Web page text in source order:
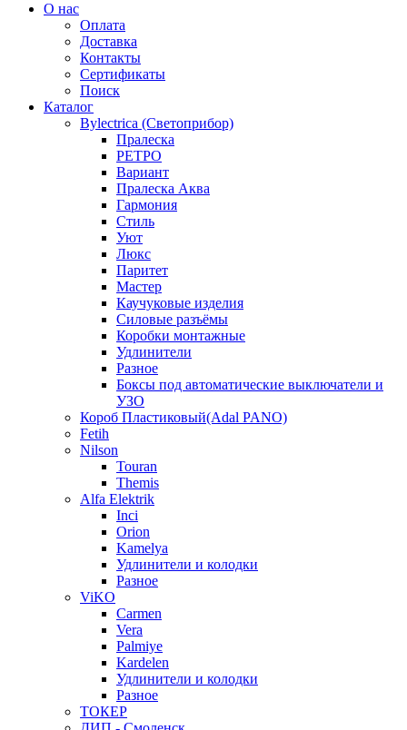
О нас
Оплата
Доставка
Контакты
Сертификаты
Поиск
Каталог
Bylectrica (Светоприбор)
Пралеска
РЕТРО
Вариант
Пралеска Аква
Гармония
Стиль
Уют
Люкс
Паритет
Мастер
Каучуковые изделия
Силовые разъёмы
Коробки монтажные
Удлинители
Разное
Боксы под автоматические выключатели и
УЗО
Короб Пластиковый(Adal PANO)
Fetih
Nilson
Touran
Themis
Alfa Elektrik
Inci
Orion
Kamelya
Удлинители и колодки
Разное
ViKO
Carmen
Vera
Palmiye
Kardelen
Удлинители и колодки
Разное
ТОКЕР